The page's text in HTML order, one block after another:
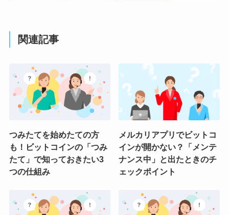
関連記事
つみたてを始めたての方
も！ビットコインの「つみ
たて」で知っておきたい3
つの仕組み
メルカリアプリでビットコ
インが開かない？「メンテ
ナンス中」と出たときのチ
ェックポイント